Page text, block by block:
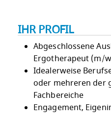
IHR PROFIL
Abgeschlossene
Ergotherapeut (m/
Idealerweise
oder mehreren der
Fachbereiche
Engagement,